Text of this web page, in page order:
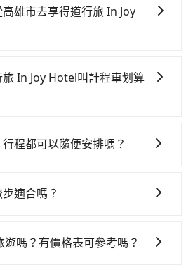
貴！從最早05:50一直到22:55，
班次高鐵可搭乘。假設從高雄市
時間約20分鐘，再乘坐42~69分
從左營站前往台中高鐵站，每人
中市西屯區) 的目的地。全程加
平均花費約1,050元，費時2小時
還是比較划算的。如果你僅
雄市去享得道行旅 In Joy
為要自己開車），最重要的是你
雄路邊可隨租隨借的iRent應該是
行旅 In Joy Hotel的花費預估為
估進去，但額外的汽車保險與可
過四位，更是沒有較大的七人座
In Joy Hotel叫計程車划算
Taxi、Yoxi等。依照里程跳錶計
到享得道行旅 In Joy Hotel的最
程都可以隨便安排嗎？
以上的山區，行程都是可以依照
適合嗎？
選購(租借300元/個)，讓您和孩子
嗎？有價格表可參考嗎？